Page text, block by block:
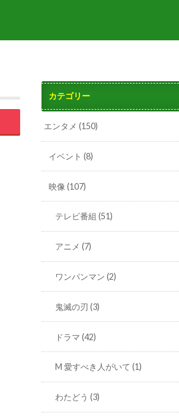
カテゴリー
エンタメ(150)
イベント (8)
映像 (107)
テレビ番組(51)
アニメ(7)
ワンパンマン(2)
鬼滅の刃(3)
ドラマ(42)
M 愛すべき人がいて(1)
わたどう(3)